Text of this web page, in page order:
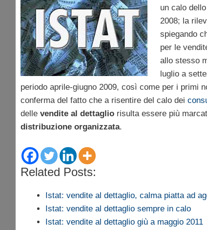
un calo
2008; la
spiegando
per le
allo stesso
luglio a
periodo aprile-giugno 2009, così come per i primi
conferma del fatto che a risentire del calo dei
delle vendite al dettaglio risulta essere più
distribuzione organizzata.
Related Posts:
Istat: vendite al dettaglio, calma piatta ad
Istat: vendite al dettaglio sempre in calo
Istat: vendite al dettaglio giù a maggio 2011